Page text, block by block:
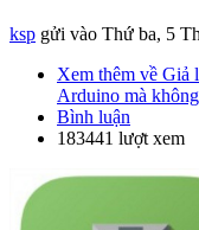
ksp gửi vào Thứ ba, 5
Xem thêm về Giả
Arduino mà
Bình luận
183441 lượt xem